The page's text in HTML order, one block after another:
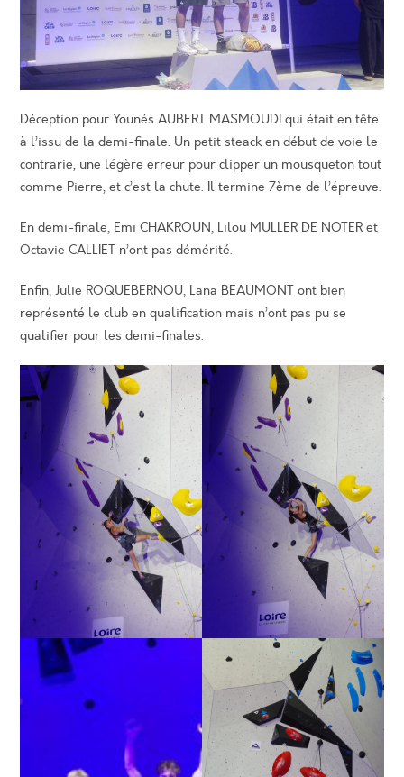
Déception pour Younés AUBERT MASMOUDI qui était en tête
à l’issu de la demi-finale. Un petit steack en début de voie le
contrarie, une légère erreur pour clipper un mousqueton tout
comme Pierre, et c’est la chute. Il termine 7ème de l’épreuve.
En demi-finale, Emi CHAKROUN, Lilou MULLER DE NOTER et
Octavie CALLIET n’ont pas démérité.
Enfin, Julie ROQUEBERNOU, Lana BEAUMONT ont bien
représenté le club en qualification mais n’ont pas pu se
qualifier pour les demi-finales.